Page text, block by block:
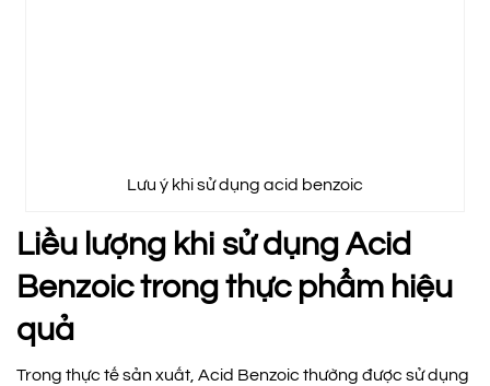
Lưu ý khi sử dụng acid benzoic
Liều lượng khi sử dụng Acid
Benzoic trong thực phẩm hiệu
quả
Trong thực tế sản xuất, Acid Benzoic thường được sử dụng